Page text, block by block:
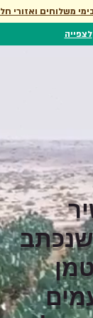
משלוחים ואזורי
לצפייה